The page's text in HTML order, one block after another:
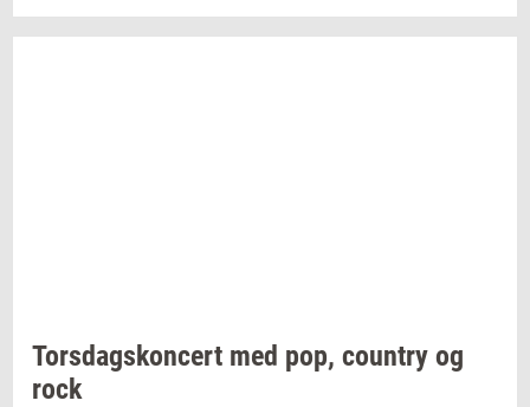
Tors­dags­kon­cert med pop, co­un­try og
rock